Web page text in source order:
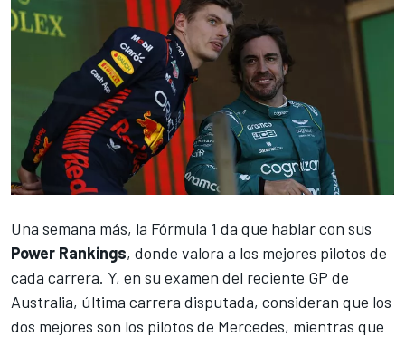
Una semana más, la Fórmula 1 da que hablar con sus
Power Rankings, donde valora a los mejores pilotos de
cada carrera. Y, en su examen del reciente GP de
Australia, última carrera disputada, consideran que los
dos mejores son los pilotos de Mercedes, mientras que